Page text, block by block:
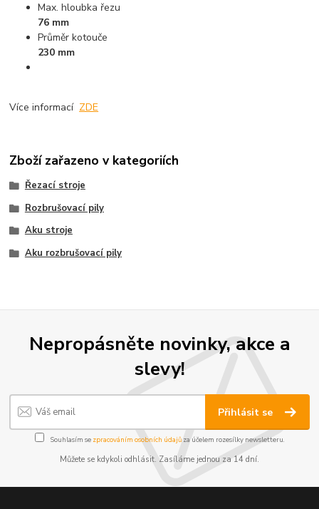
Max. hloubka řezu
76 mm
Průměr kotouče
230 mm
Více informací ZDE
Zboží zařazeno v kategoriích
Řezací stroje
Rozbrušovací pily
Aku stroje
Aku rozbrušovací pily
Nepropásněte novinky, akce a
slevy!
Přihlásit se
Souhlasím se zpracováním osobních údajůza účelem rozesílky newsletteru.
Můžete se kdykoli odhlásit. Zasíláme jednou za 14 dní.